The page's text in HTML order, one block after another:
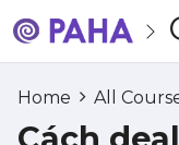
Home All